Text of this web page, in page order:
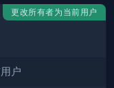
更改所有者为当前用户
户